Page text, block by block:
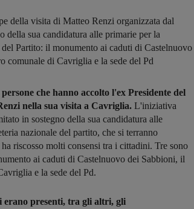
della visita di Matteo Renzi organizzata dal
della sua candidatura alle primarie per la
del Partito: il monumento ai caduti di Castelnuovo
comunale di Cavriglia e la sede del Pd
che hanno accolto l'ex Presidente del
nella sua visita a Cavriglia. L'iniziativa
in sostegno della sua candidatura alle
nazionale del partito, che si terranno
riscosso molti consensi tra i cittadini. Tre sono
ai caduti di Castelnuovo dei Sabbioni, il
e la sede del Pd.
erano presenti, tra gli altri, gli